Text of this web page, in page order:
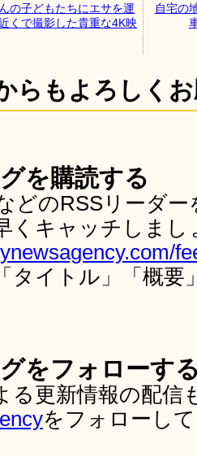
の子どもたちにエサを運
くで撮影した貴重な4K映
自宅の
らもよろしく
を購読する
どのRSSリーダ
くキャッチしま
タイトル」「概要
をフォローす
る更新情報の配
をフォローし